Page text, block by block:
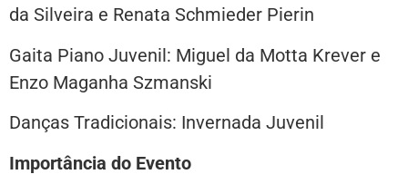
da Silveira e Renata Schmieder Pierin
Gaita Piano Juvenil: Miguel da Motta Krever e
Enzo Maganha Szmanski
Danças Tradicionais: Invernada Juvenil
Importância do Evento